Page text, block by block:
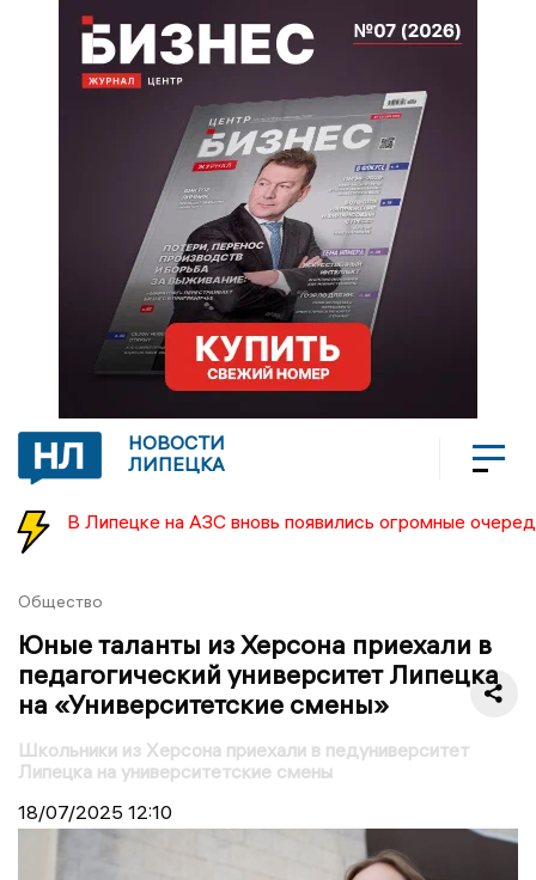
НОВОСТИ
ЛИПЕЦКА
В Липецке на АЗС вновь появились огромные
Общество
Юные таланты из Херсона приехали в
педагогический университет Липецка
на «Университетские смены»
Школьники из Херсона приехали в педуниверситет
Липецка на университетские смены
18/07/2025 12:10